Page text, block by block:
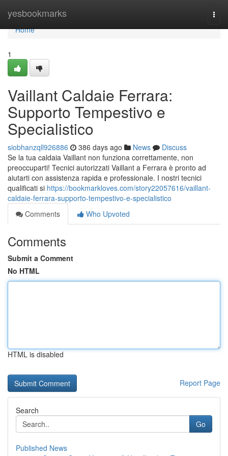
yesbookmarks
Home
Home
1
Vaillant Caldaie Ferrara:
Supporto Tempestivo e
Specialistico
siobhanzqll926886 386 days ago News
Discuss
Se la tua caldaia Vaillant non funziona correttamente, non
preoccuparti! Tecnici autorizzati Vaillant a Ferrara è pronto ad
aiutarti con assistenza rapida e professionale. I nostri tecnici
qualificati si https://bookmarkloves.com/story22057616/vaillant-
caldaie-ferrara-supporto-tempestivo-e-specialistico
Comments
Who Upvoted
Comments
Submit a Comment
No HTML
HTML is disabled
Report Page
Search
Go
Published News